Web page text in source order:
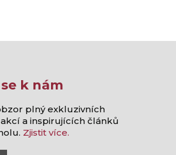
k nám
plný exkluzivních
a inspirujících článků
Zjistit více.